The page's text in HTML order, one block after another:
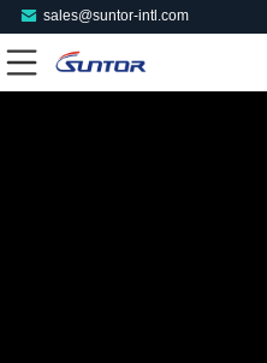
sales@suntor-intl.com